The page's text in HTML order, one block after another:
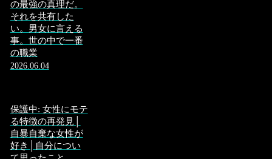
の最強の真理だ。
それを共有した
い。男女に言える
事。世の中で一番
の職業
2026.06.04
保護中: 女性にモテ
る特徴の再発見│
自暴自棄な女性が
好き│自分につい